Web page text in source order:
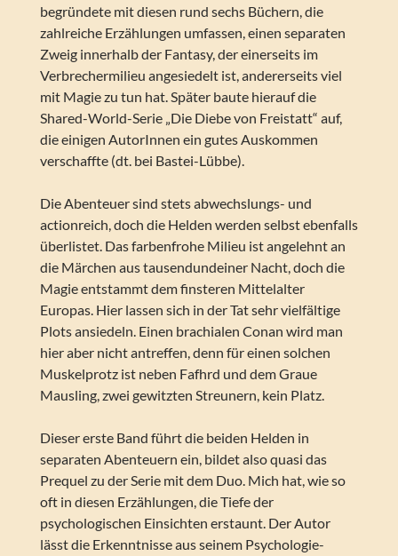
begründete mit diesen rund sechs Büchern, die
zahlreiche Erzählungen umfassen, einen separaten
Zweig innerhalb der Fantasy, der einerseits im
Verbrechermilieu angesiedelt ist, andererseits viel
mit Magie zu tun hat. Später baute hierauf die
Shared-World-Serie „Die Diebe von Freistatt“ auf,
die einigen AutorInnen ein gutes Auskommen
verschaffte (dt. bei Bastei-Lübbe).
Die Abenteuer sind stets abwechslungs- und
actionreich, doch die Helden werden selbst ebenfalls
überlistet. Das farbenfrohe Milieu ist angelehnt an
die Märchen aus tausendundeiner Nacht, doch die
Magie entstammt dem finsteren Mittelalter
Europas. Hier lassen sich in der Tat sehr vielfältige
Plots ansiedeln. Einen brachialen Conan wird man
hier aber nicht antreffen, denn für einen solchen
Muskelprotz ist neben Fafhrd und dem Graue
Mausling, zwei gewitzten Streunern, kein Platz.
Dieser erste Band führt die beiden Helden in
separaten Abenteuern ein, bildet also quasi das
Prequel zu der Serie mit dem Duo. Mich hat, wie so
oft in diesen Erzählungen, die Tiefe der
psychologischen Einsichten erstaunt. Der Autor
lässt die Erkenntnisse aus seinem Psychologie-